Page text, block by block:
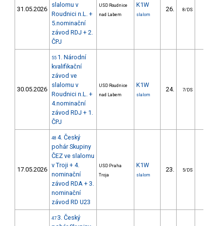
31.05.2026
slalomu v
Roudnici n.L. +
5.nominační
závod RDJ + 2.
ČPJ
USD Roudnice
nad Labem
K1W
slalom
26. 8/DS
30.05.2026
55 1. Národní
kvalifikační
závod ve
slalomu v
Roudnici n.L. +
4.nominační
závod RDJ + 1.
ČPJ
USD Roudnice
nad Labem
K1W
slalom
24. 7/DS
17.05.2026
48 4. Český
pohár Skupiny
ČEZ ve slalomu
v Troji + 4.
nominační
závod RDA + 3.
nominační
závod RD U23
USD Praha
Troja
K1W
slalom
23. 5/DS
47 3. Český